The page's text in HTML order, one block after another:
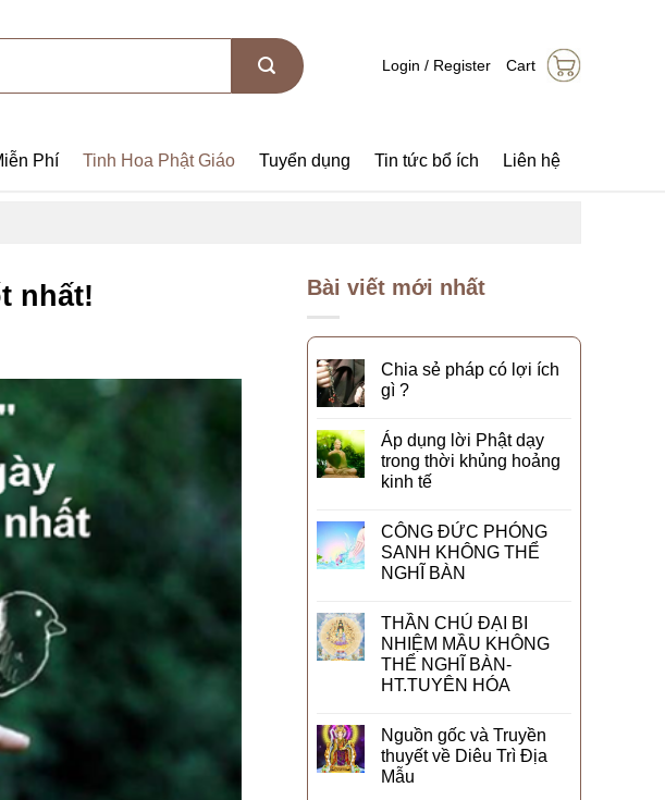
Login / Register Cart
Phí Tinh Hoa Phật Giáo Tuyển dụng Tin tức bổ ích Liên hệ
nhất! Bài viết mới nhất
Chia sẻ pháp có lợi ích
gì ?
Áp dụng lời Phật dạy
trong thời khủng hoảng
kinh tế
CÔNG ĐỨC PHÓNG
SANH KHÔNG THỂ
NGHĨ BÀN
THẦN CHÚ ĐẠI BI
NHIỆM MẦU KHÔNG
THỂ NGHĨ BÀN-
HT.TUYÊN HÓA
Nguồn gốc và Truyền
thuyết về Diêu Trì Địa
Mẫu